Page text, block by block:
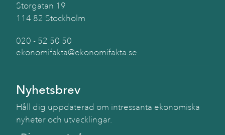
Storgatan 19
114 82 Stockholm
020 - 52 50 50
ekonomifakta@ekonomifakta.se
Nyhetsbrev
Håll dig uppdaterad om intressanta ekonomiska
nyheter och utvecklingar.